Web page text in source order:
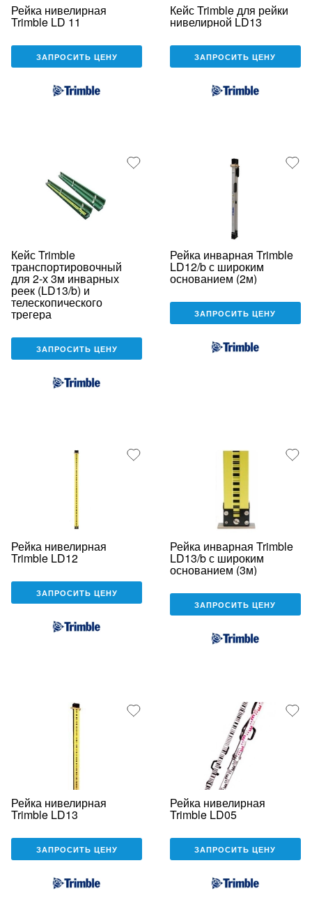
Рейка нивелирная
Trimble LD 11
ЗАПРОСИТЬ ЦЕНУ
Кейс Trimble для рейки
нивелирной LD13
ЗАПРОСИТЬ ЦЕНУ
Кейс Trimble
транспортировочный
для 2-х 3м инварных
реек (LD13/b) и
телескопического
трегера
ЗАПРОСИТЬ ЦЕНУ
Рейка инварная Trimble
LD12/b с широким
основанием (2м)
ЗАПРОСИТЬ ЦЕНУ
Рейка нивелирная
Trimble LD12
ЗАПРОСИТЬ ЦЕНУ
Рейка инварная Trimble
LD13/b с широким
основанием (3м)
ЗАПРОСИТЬ ЦЕНУ
Рейка нивелирная
Trimble LD13
ЗАПРОСИТЬ ЦЕНУ
Рейка нивелирная
Trimble LD05
ЗАПРОСИТЬ ЦЕНУ